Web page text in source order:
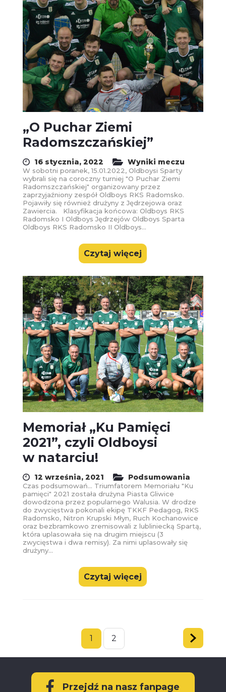
„O Puchar Ziemi
Radomszczańskiej”
16 stycznia, 2022 Wyniki meczu
W sobotni poranek, 15.01.2022, Oldboysi Sparty
wybrali się na coroczny turniej "O Puchar Ziemi
Radomszczańskiej" organizowany przez
zaprzyjaźniony zespół Oldboys RKS Radomsko.
Pojawiły się również drużyny z Jędrzejowa oraz
Zawiercia. Klasyfikacja końcowa: Oldboys RKS
Radomsko I Oldboys Jędrzejów Oldboys Sparta
Oldboys RKS Radomsko II Oldboys...
Czytaj więcej
Memoriał „Ku Pamięci
2021”, czyli Oldboysi
w natarciu!
12 września, 2021 Podsumowania
Czas podsumowań... Triumfatorem Memoriału "Ku
pamięci" 2021 została drużyna Piasta Gliwice
dowodzona przez popularnego Walusia. W drodze
do zwycięstwa pokonali ekipę TKKF Pedagog, RKS
Radomsko, Nitron Krupski Młyn, Ruch Kochanowice
oraz bezbramkowo zremisowali z lubliniecką Spartą,
która uplasowała się na drugim miejscu (3
zwycięstwa i dwa remisy). Za nimi uplasowały się
drużyny...
Czytaj więcej
1 2 Następna
strona
»
Przejdź na nasz fanpage